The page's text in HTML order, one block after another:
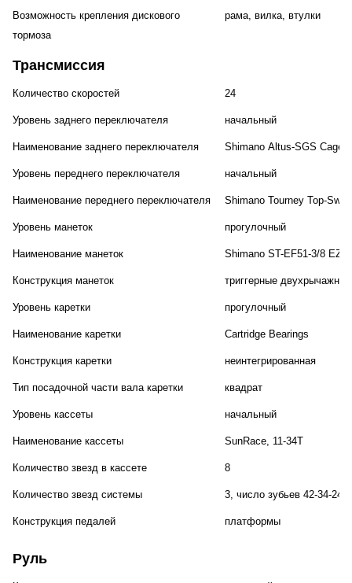
Возможность крепления дискового
тормоза
рама, вилка, втулки
Трансмиссия
Количество скоростей 24
Уровень заднего переключателя начальный
Наименование заднего переключателя Shimano Altus-SGS Cage
Уровень переднего переключателя начальный
Наименование переднего переключателя Shimano Tourney Top-
Уровень манеток прогулочный
Наименование манеток Shimano ST-EF51-3/8 EZ-
Конструкция манеток триггерные двухрычажные
Уровень каретки прогулочный
Наименование каретки Cartridge Bearings
Конструкция каретки неинтегрированная
Тип посадочной части вала каретки квадрат
Уровень кассеты начальный
Наименование кассеты SunRace, 11-34T
Количество звезд в кассете 8
Количество звезд системы 3, число зубьев 42-34-24
Конструкция педалей платформы
Руль